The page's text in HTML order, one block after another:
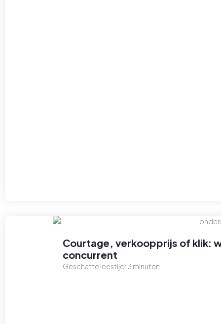
Courtage, verkoopprijs of klik:
concurrent
Geschatte leestijd: 3 minuten